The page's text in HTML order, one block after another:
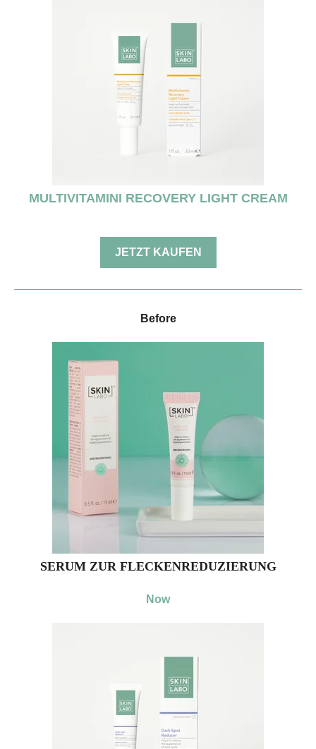
MULTIVITAMINI RECOVERY LIGHT CREAM
JETZT KAUFEN
Before
SERUM ZUR FLECKENREDUZIERUNG
Now